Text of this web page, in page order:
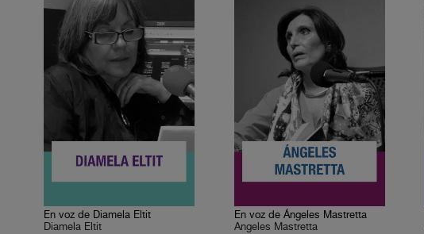
En voz de Diamela Eltit
Diamela Eltit
En voz de Ángeles Mastretta
Ángeles Mastretta